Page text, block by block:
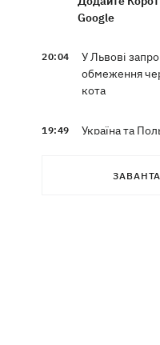
Google
20:04
У Львові
обмеження
кота
19:49
Україна та